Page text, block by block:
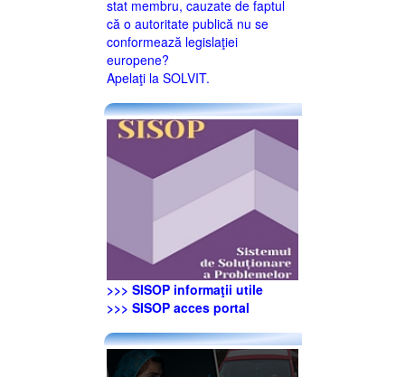
stat membru, cauzate de faptul
că o autoritate publică nu se
conformează legislaţiei
europene?
Apelaţi la SOLVIT.
>>> SISOP informaţii utile
>>> SISOP acces portal